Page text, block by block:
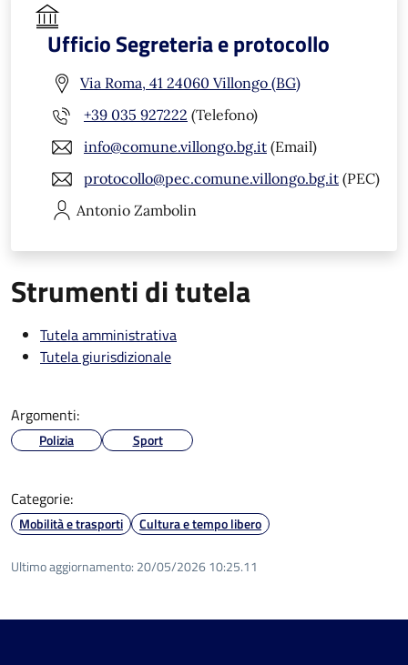
Ufficio Segreteria e protocollo
Via Roma, 41 24060 Villongo (BG)
+39 035 927222 (Telefono)
info@comune.villongo.bg.it (Email)
protocollo@pec.comune.villongo.bg.it (PEC)
Antonio Zambolin
Strumenti di tutela
Tutela amministrativa
Tutela giurisdizionale
Argomenti:
Polizia Sport
Categorie:
Mobilità e trasporti Cultura e tempo libero
Ultimo aggiornamento: 20/05/2026 10:25.11